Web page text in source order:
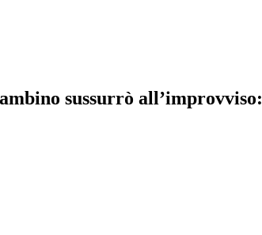
sussurrò all’improvviso: